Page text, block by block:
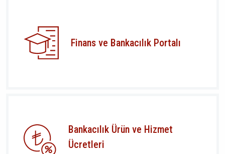
Finans ve Bankacılık Portalı
Bankacılık Ürün ve Hizmet
Ücretleri